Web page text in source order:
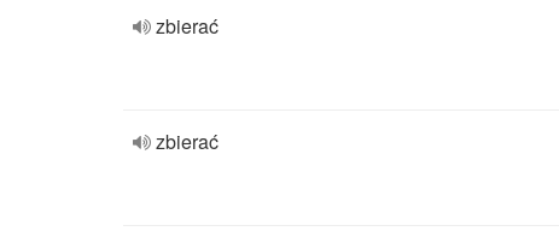
zbierać
zbierać